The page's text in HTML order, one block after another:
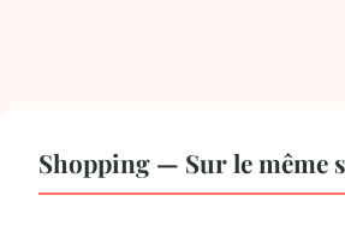
Shopping — Sur le même